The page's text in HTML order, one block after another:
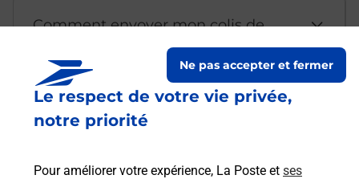
Le respect de votre vie privée,
notre priorité
Pour améliorer votre expérience, La Poste et ses
Ne pas accepter et fermer
Comment envoyer mon colis de
Est-il possible d’acheter un
emballage directement depuis un